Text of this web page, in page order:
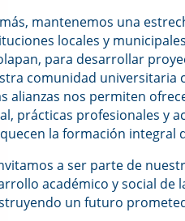
mantenemos una
locales y
para desarrollar
comunidad universitaria
alianzas nos permiten
prácticas profesionales y
la formación integral
a ser parte de
académico y social de
un futuro